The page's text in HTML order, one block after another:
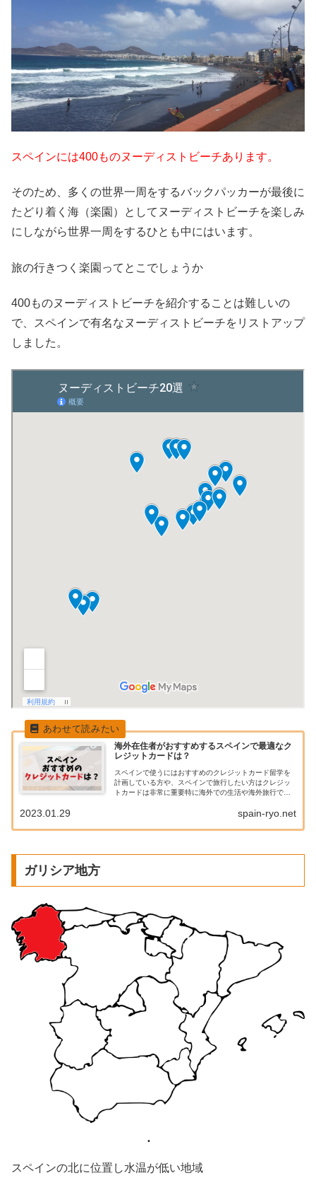
スペインには400ものヌーディストビーチあります。
そのため、多くの世界一周をするバックパッカーが最後に
たどり着く海（楽園）としてヌーディストビーチを楽しみ
にしながら世界一周をするひとも中にはいます。
旅の行きつく楽園ってとこでしょうか
400ものヌーディストビーチを紹介することは難しいの
で、スペインで有名なヌーディストビーチをリストアップ
しました。
海外在住者がおすすめするスペインで最適なク
レジットカードは？
スペインで使うにはおすすめのクレジットカード留学を
計画している方や、スペインで旅行したい方はクレジッ
トカードは非常に重要特に海外での生活や海外旅行で
spain-ryo.net
2023.01.29
ガリシア地方
スペインの北に位置し水温が低い地域